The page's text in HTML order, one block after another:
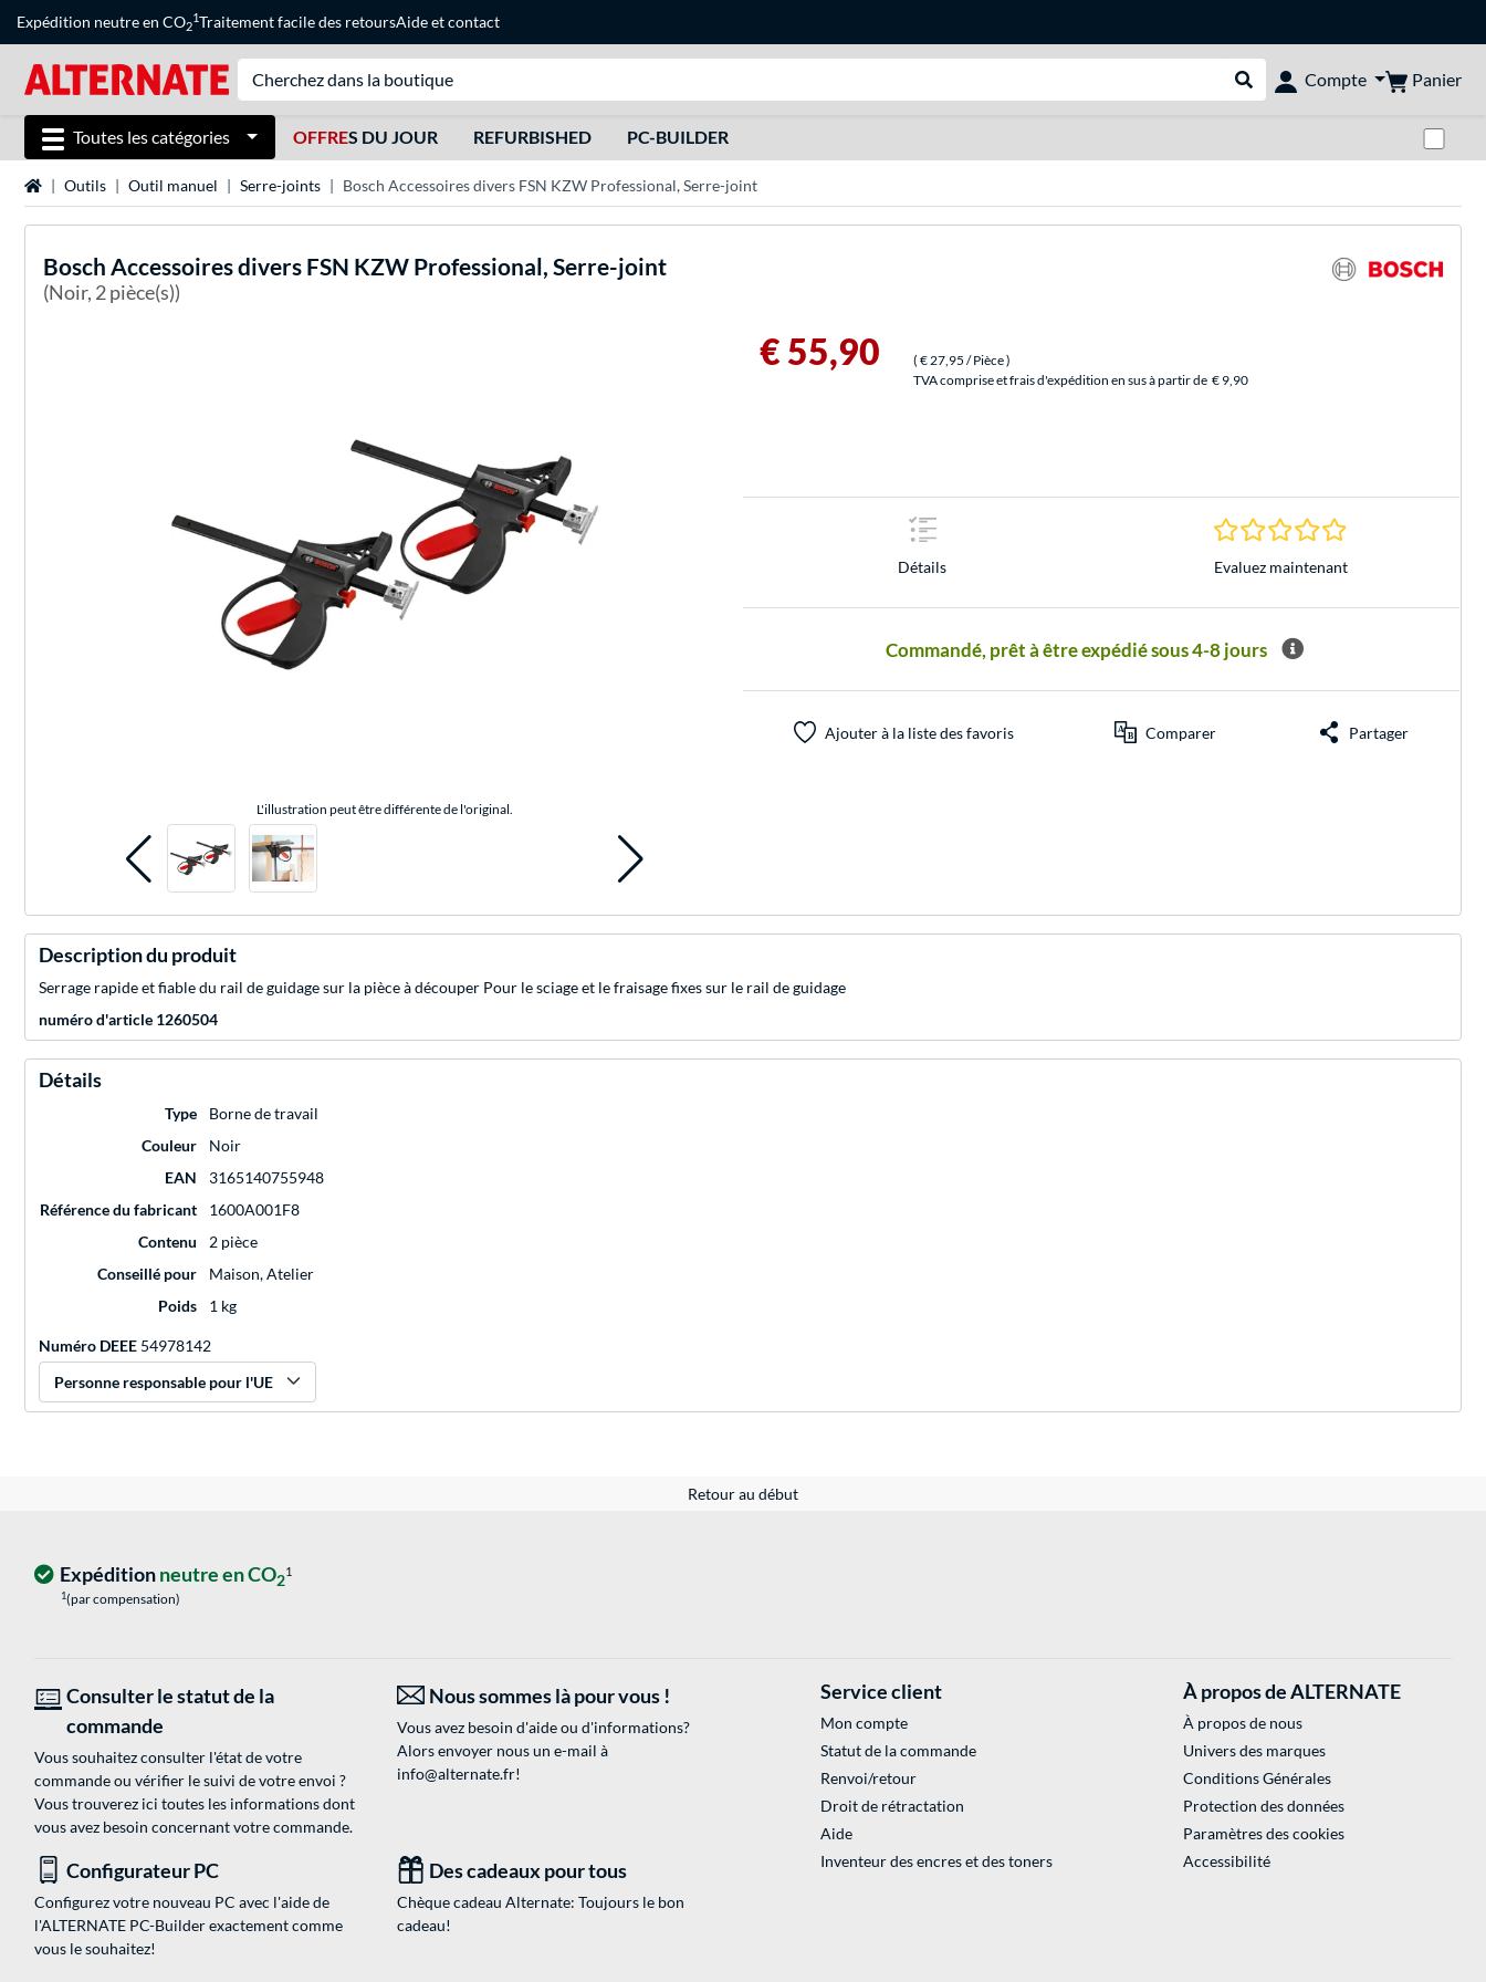
Expédition neutre en CO2
1Traitement facile des retoursAideetcontact
Rechercher dans le shop
Compte Panier
Toutes les catégories OFFRES DU JOUR REFURBISHED PC-BUILDER
Page d'accueil
Outils Outil manuel Serre-joints Bosch Accessoires divers FSN KZW Professional, Serre-joint
Bosch Accessoires divers FSN KZW Professional, Serre-joint
(Noir, 2 pièce(s))
L'illustration peut être différente de l'original.
€ 55,90 ( € 27,95 / Pièce)
TVA comprise et frais d'expédition en sus à partir de € 9,90
Détails
0.0 Étoiles à 0
Evaluez maintenant
Commandé, prêt à être expédié sous 4-8 jours
Ajouter à la liste des favoris Comparer Partager
Description du produit
Serrage rapide et fiable du rail de guidage sur la pièce à découper Pour le sciage et le fraisage fixes sur le rail de guidage
numéro d'article 1260504
Détails
Type
Borne de travail
Couleur
Noir
EAN
3165140755948
Référence du fabricant
1600A001F8
Contenu
2 pièce
Conseillé pour
Maison, Atelier
Poids
1 kg
Numéro DEEE 54978142
Personne responsable pour l'UE
Retour au début
Expéditionneutre en CO21
1(par compensation)
Consulter le statut de la
commande
Vous souhaitez consulter l'état de votre
commande ou vérifier le suivi de votre envoi ?
Vous trouverez ici toutes les informations dont
vous avez besoin concernant votre commande.
Nous sommes là pour vous !
Vous avez besoin d'aide ou d'informations?
Alors envoyer nous un e-mail à
info@alternate.fr!
Configurateur PC
Configurez votre nouveau PC avec l'aide de
l'ALTERNATE PC-Builder exactement comme
vous le souhaitez!
Des cadeaux pour tous
Chèque cadeau Alternate: Toujours le bon
cadeau!
Service client
Mon compte
Statut de la commande
Renvoi/retour
Droit de rétractation
Aide
Inventeur des encres et des toners
À propos de ALTERNATE
À propos de nous
Univers des marques
Conditions Générales
Protection des données
Paramètres des cookies
Accessibilité